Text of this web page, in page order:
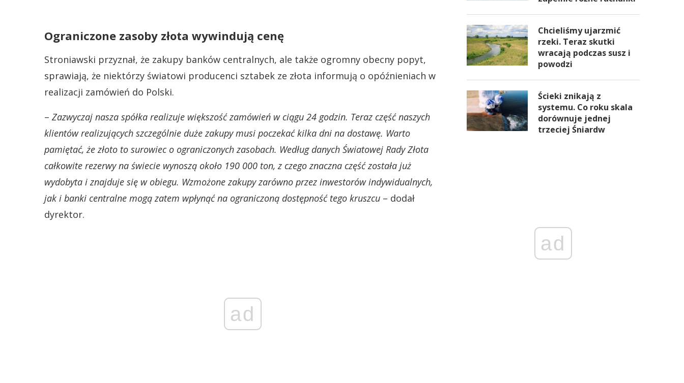
Ograniczone zasoby złota wywindują cenę
Stroniawski przyznał, że zakupy banków centralnych, ale także ogromny obecny popyt,
sprawiają, że niektórzy światowi producenci sztabek ze złota informują o opóźnieniach w
realizacji zamówień do Polski.
– Zazwyczaj nasza spółka realizuje większość zamówień w ciągu 24 godzin. Teraz część naszych
klientów realizujących szczególnie duże zakupy musi poczekać kilka dni na dostawę. Warto
pamiętać, że złoto to surowiec o ograniczonych zasobach. Według danych Światowej Rady Złota
całkowite rezerwy na świecie wynoszą około 190 000 ton, z czego znaczna część została już
wydobyta i znajduje się w obiegu. Wzmożone zakupy zarówno przez inwestorów indywidualnych,
jak i banki centralne mogą zatem wpłynąć na ograniczoną dostępność tego kruszcu – dodał
dyrektor.
ad
Chcieliśmy ujarzmić
rzeki. Teraz skutki
wracają podczas susz i
powodzi
Ścieki znikają z
systemu. Co roku skala
dorównuje jednej
trzeciej Śniardw
ad